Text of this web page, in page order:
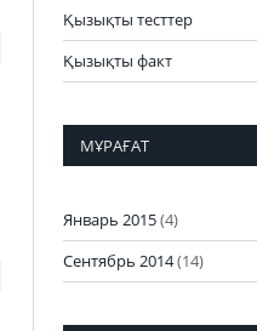
Қызықты тесттер
Қызықты факт
МҰРАҒАТ
Январь 2015(4)
Сентябрь 2014(14)